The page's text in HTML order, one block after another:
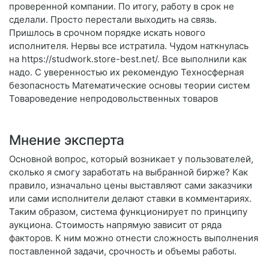
проверенной компании. По итогу, работу в срок не
сделали. Просто перестали выходить на связь.
Пришлось в срочном порядке искать нового
исполнителя. Нервы все истратила. Чудом наткнулась
на https://studwork.store-best.net/. Все выполнили как
надо. С уверенностью их рекомендую Техносферная
безопасность Математические основы теории систем
Товароведение непродовольственных товаров
Мнение эксперта
Основной вопрос, который возникает у пользователей,
сколько я смогу заработать на выбранной бирже? Как
правило, изначально цены выставляют сами заказчики
или сами исполнители делают ставки в комментариях.
Таким образом, система функционирует по принципу
аукциона. Стоимость напрямую зависит от ряда
факторов. К ним можно отнести сложность выполнения
поставленной задачи, срочность и объемы работы.